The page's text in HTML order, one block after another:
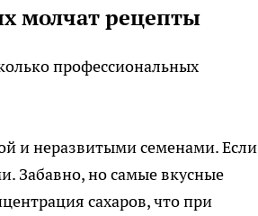
молчат рецепты
профессиональных
и неразвитыми семенами. Если
Забавно, но самые вкусные
сахаров, что при